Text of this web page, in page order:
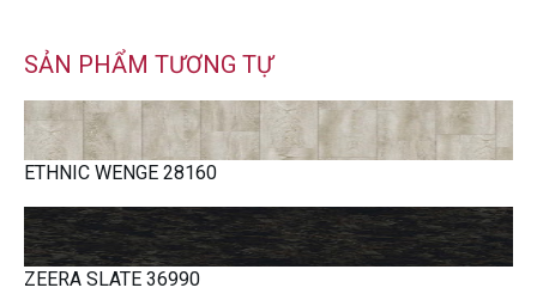
SẢN PHẨM TƯƠNG TỰ
ETHNIC WENGE 28160
ZEERA SLATE 36990